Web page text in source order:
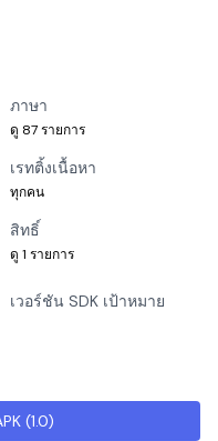
ภาษา
ดู 87 รายการ
เรทติ้งเนื้อหา
ทุกคน
สิทธิ์
ดู 1 รายการ
เวอร์ชัน SDK เป้าหมาย
(1.0)